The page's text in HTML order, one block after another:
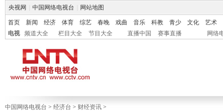
央视网 中国网络电视台 网站地图
首页 新闻 经济 体育 综艺 春晚 戏曲 音乐 科教 青少 文化
艺术
电视
频道大全 栏目大全 节目大全 直播中国 赛事直播 网络
中国网络电视台 > 经济台 > 财经资讯 >